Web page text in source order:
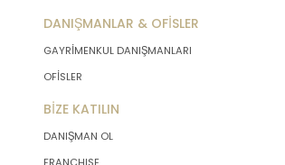
DANIŞMANLAR & OFİSLER
GAYRİMENKUL DANIŞMANLARI
OFİSLER
BİZE KATILIN
DANIŞMAN OL